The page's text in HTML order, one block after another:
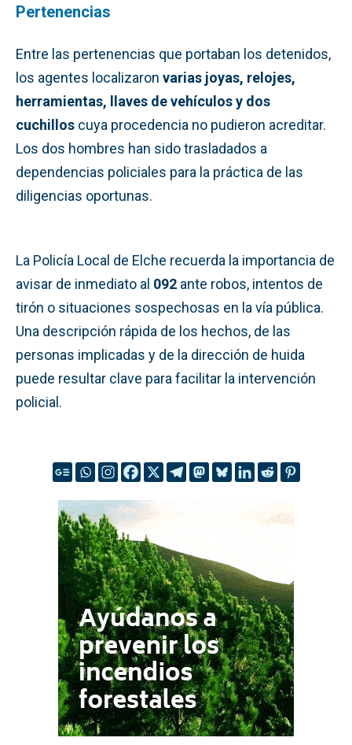
Pertenencias
Entre las pertenencias que portaban los detenidos,
los agentes localizaron varias joyas, relojes,
herramientas, llaves de vehículos y dos
cuchillos cuya procedencia no pudieron acreditar.
Los dos hombres han sido trasladados a
dependencias policiales para la práctica de las
diligencias oportunas.
La Policía Local de Elche recuerda la importancia de
avisar de inmediato al 092 ante robos, intentos de
tirón o situaciones sospechosas en la vía pública.
Una descripción rápida de los hechos, de las
personas implicadas y de la dirección de huida
puede resultar clave para facilitar la intervención
policial.